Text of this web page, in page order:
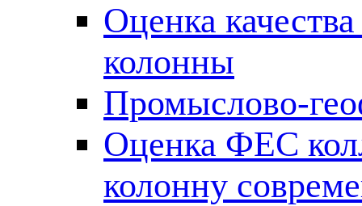
Оценка
колонны
Промыслово-
Оценка ФЕС
колонну